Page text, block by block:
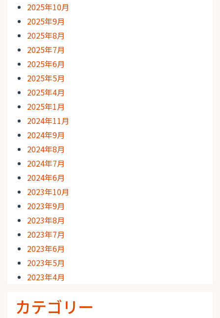
2025年10月
2025年9月
2025年8月
2025年7月
2025年6月
2025年5月
2025年4月
2025年1月
2024年11月
2024年9月
2024年8月
2024年7月
2024年6月
2023年10月
2023年9月
2023年8月
2023年7月
2023年6月
2023年5月
2023年4月
カテゴリー